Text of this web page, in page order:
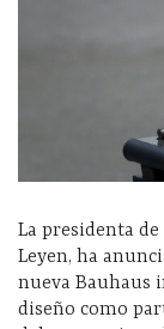
La presidenta
Leyen, ha
nueva Bauhaus
diseño como